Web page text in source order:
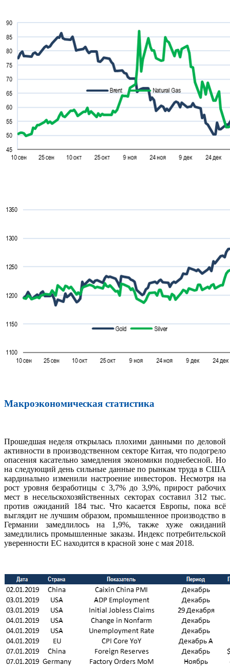
Макроэкономическая статистика
Прошедшая неделя открылась плохими данными по деловой
активности в производственном секторе Китая, что подогрело
опасения касательно замедления экономики поднебесной. Но
на следующий день сильные данные по рынкам труда в США
кардинально изменили настроение инвесторов. Несмотря на
рост уровня безработицы с 3,7% до 3,9%, прирост рабочих
мест в несельскохозяйственных секторах составил 312 тыс.
против ожиданий 184 тыс. Что касается Европы, пока всё
выглядит не лучшим образом, промышленное производство в
Германии замедлилось на 1,9%, также хуже ожиданий
замедлились промышленные заказы. Индекс потребительской
уверенности ЕС находится в красной зоне с мая 2018.